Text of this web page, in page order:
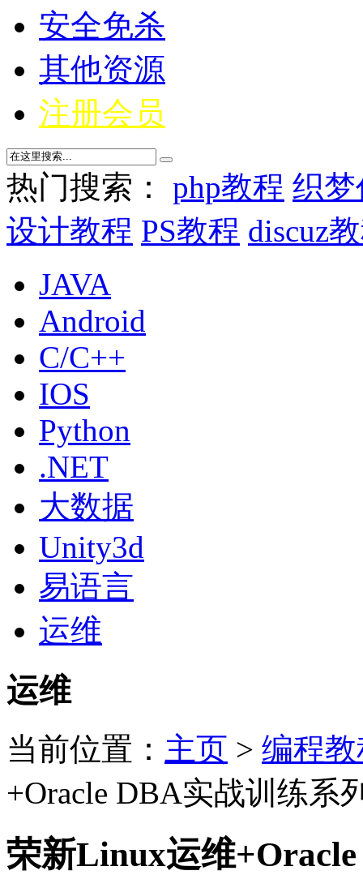
安全免杀
其他资源
注册会员
热门搜索： php教程 织
设计教程 PS教程 discuz
JAVA
Android
C/C++
IOS
Python
.NET
大数据
Unity3d
易语言
运维
运维
当前位置： 主页 > 编程
+Oracle DBA实战训练系
荣新Linux运维